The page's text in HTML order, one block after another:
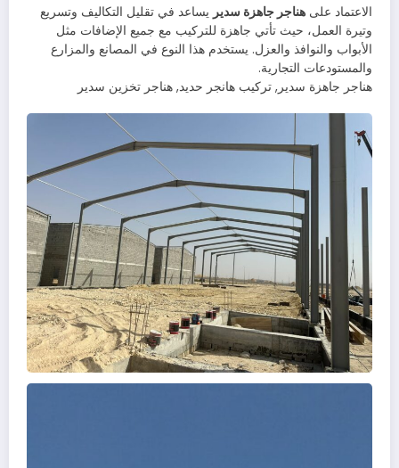
الاعتماد على هناجر جاهزة سدير يساعد في تقليل التكاليف وتسريع
وتيرة العمل، حيث تأتي جاهزة للتركيب مع جميع الإضافات مثل
الأبواب والنوافذ والعزل. يستخدم هذا النوع في المصانع والمزارع
والمستودعات التجارية.
هناجر جاهزة سدير, تركيب هانجر حديد, هناجر تخزين سدير